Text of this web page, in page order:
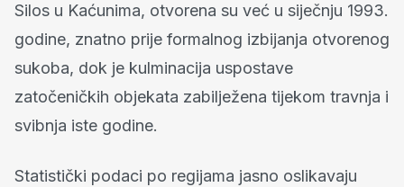
Silos u Kaćunima, otvorena su već u siječnju 1993.
godine, znatno prije formalnog izbijanja otvorenog
sukoba, dok je kulminacija uspostave
zatočeničkih objekata zabilježena tijekom travnja i
svibnja iste godine.
Statistički podaci po regijama jasno oslikavaju